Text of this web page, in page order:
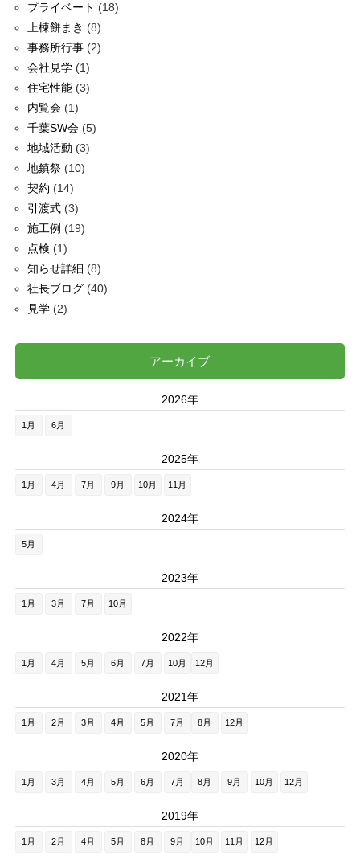
プライベート (18)
上棟餅まき (8)
事務所行事(2)
会社見学(1)
住宅性能(3)
内覧会(1)
千葉SW会(5)
地域活動 (3)
地鎮祭(10)
契約 (14)
引渡式(3)
施工例 (19)
点検 (1)
知らせ詳細 (8)
社長ブログ(40)
見学(2)
アーカイブ
2026年
1月 6月
2025年
1月 4月 7月 9月 10月 11月
2024年
5月
2023年
1月 3月 7月 10月
2022年
1月 4月 5月 6月 7月 10月 12月
2021年
1月 2月 3月 4月 5月 7月 8月 12月
2020年
1月 3月 4月 5月 6月 7月 8月 9月 10月 12月
2019年
1月 2月 4月 5月 8月 9月 10月 11月 12月